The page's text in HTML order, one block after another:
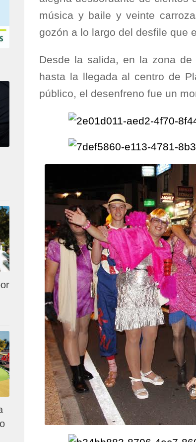
música y baile y veinte
gozón a lo largo del desfile que
Desde la salida, en la zona
hasta la llegada al centro de
público, el desenfreno fue un